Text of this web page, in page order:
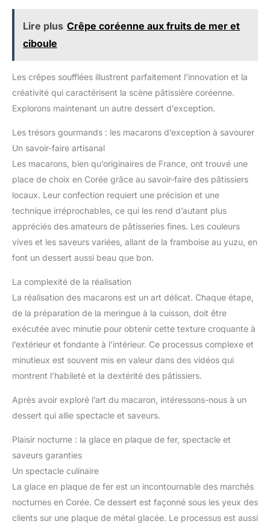
Lire plus Crêpe coréenne aux fruits de mer et
ciboule
Les crêpes soufflées illustrent parfaitement l’innovation et la
créativité qui caractérisent la scène pâtissière coréenne.
Explorons maintenant un autre dessert d’exception.
Les trésors gourmands : les macarons d’exception à savourer
Un savoir-faire artisanal
Les macarons, bien qu’originaires de France, ont trouvé une
place de choix en Corée grâce au savoir-faire des pâtissiers
locaux. Leur confection requiert une précision et une
technique irréprochables, ce qui les rend d’autant plus
appréciés des amateurs de pâtisseries fines. Les couleurs
vives et les saveurs variées, allant de la framboise au yuzu, en
font un dessert aussi beau que bon.
La complexité de la réalisation
La réalisation des macarons est un art délicat. Chaque étape,
de la préparation de la meringue à la cuisson, doit être
exécutée avec minutie pour obtenir cette texture croquante à
l’extérieur et fondante à l’intérieur. Ce processus complexe et
minutieux est souvent mis en valeur dans des vidéos qui
montrent l’habileté et la dextérité des pâtissiers.
Après avoir exploré l’art du macaron, intéressons-nous à un
dessert qui allie spectacle et saveurs.
Plaisir nocturne : la glace en plaque de fer, spectacle et
saveurs garanties
Un spectacle culinaire
La glace en plaque de fer est un incontournable des marchés
nocturnes en Corée. Ce dessert est façonné sous les yeux des
clients sur une plaque de métal glacée. Le processus est aussi